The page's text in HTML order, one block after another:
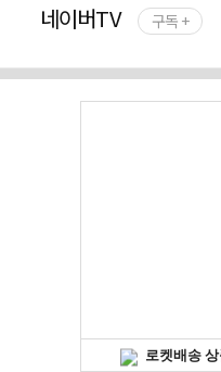
네이버TV 구독 +